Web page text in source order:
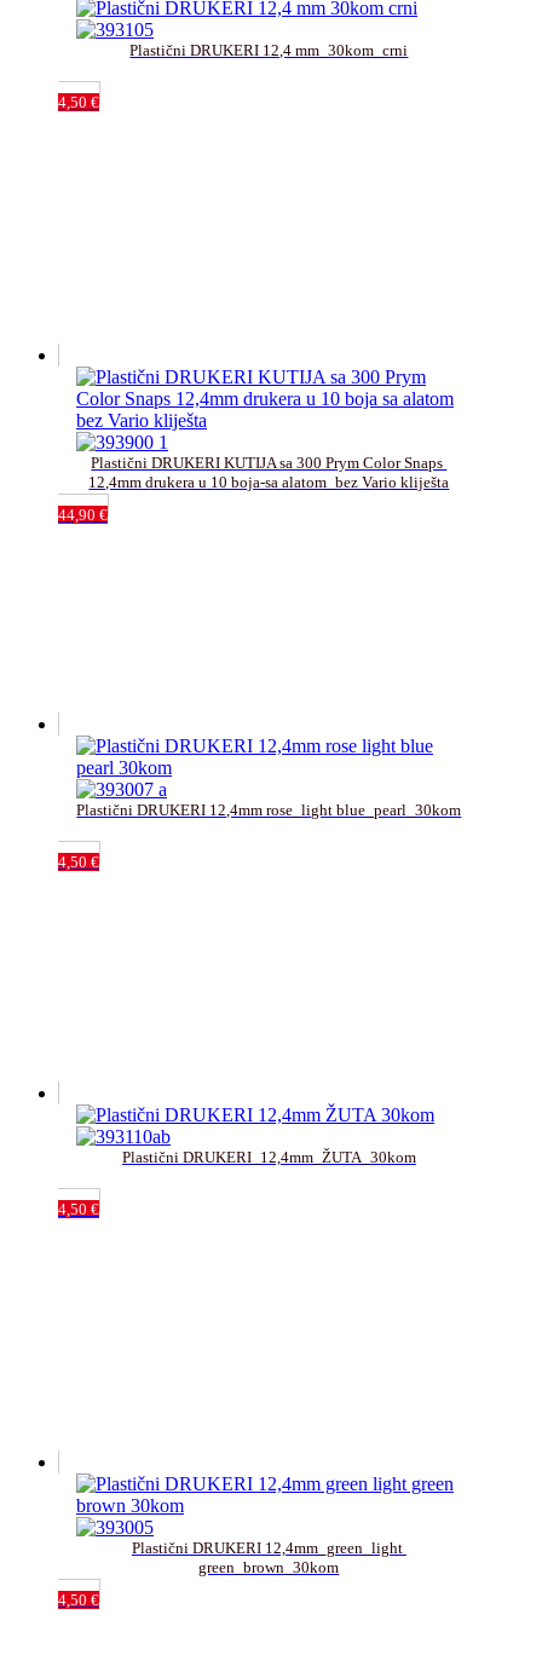
Plastični DRUKERI 12,4 mm_30kom_crni
4,50 €
Plastični DRUKERI KUTIJA sa 300 Prym Color Snaps
12,4mm drukera u 10 boja-sa alatom_bez Vario kliješta
44,90 €
Plastični DRUKERI 12,4mm rose_light blue_pearl_30kom
4,50 €
Plastični DRUKERI_12,4mm_ŽUTA_30kom
4,50 €
Plastični DRUKERI 12,4mm_green_light
green_brown_30kom
4,50 €